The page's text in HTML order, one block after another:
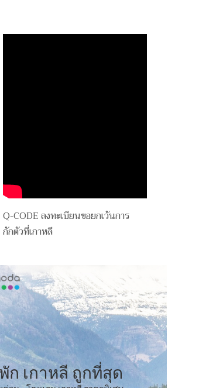
Q-CODE ลงทะเบียนขอยกเว้นการ
กักตัวที่เกาหลี